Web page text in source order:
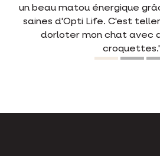
elle en sélectionnait les
Avant, elle souffrait
Depuis qu'elle mange
jamais le cas. Elle le
chat satisfait, un